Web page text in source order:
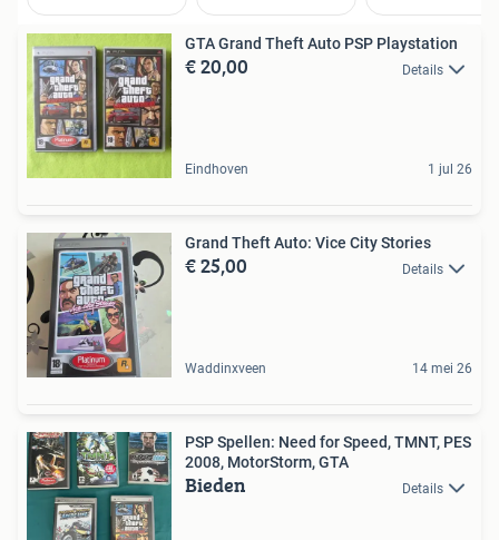
GTA Grand Theft Auto PSP Playstation
€ 20,00 Details
Eindhoven 1 jul 26
Grand Theft Auto: Vice City Stories
€ 25,00 Details
Waddinxveen 14 mei 26
PSP Spellen: Need for Speed, TMNT, PES
2008, MotorStorm, GTA
Bieden Details